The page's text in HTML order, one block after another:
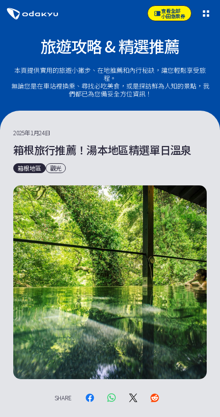
查看全部
小田急票券
旅遊攻略 & 精選推薦
本頁提供實用的旅遊小撇步、在地推薦和內行秘訣，讓您輕鬆享受旅
程。
無論您是在車站裡換乘、尋找必吃美食，或是探訪鮮為人知的景點，我
們都已為您備妥全方位資訊！
2025年1月24日
箱根旅行推薦！湯本地區精選單日溫泉
箱根地區 觀光
SHARE